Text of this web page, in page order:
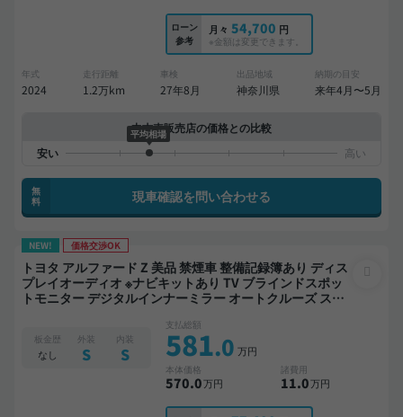
ローン
参考
月々 54,700 円
※金額は変更できます。
年式
2024
走行距離
1.2万km
車検
27年8月
出品地域
神奈川県
納期の目安
来年4月〜5月
中古車販売店の価格との比較
平均相場
無
料
現車確認を問い合わせる
NEW! 価格交渉OK
トヨタ アルファード Z 美品 禁煙車 整備記録簿あり ディス
プレイオーディオ ※ナビキットあり TV ブラインドスポッ
トモニター デジタルインナーミラー オートクルーズ スマ
ラ ドライブレコーダー 衝突軽減 両側電動スライドドア 7
人乗り
板金歴
なし
外装
S
内装
S
支払総額
581.0 万円
本体価格
570.0万円
諸費用
11.0万円